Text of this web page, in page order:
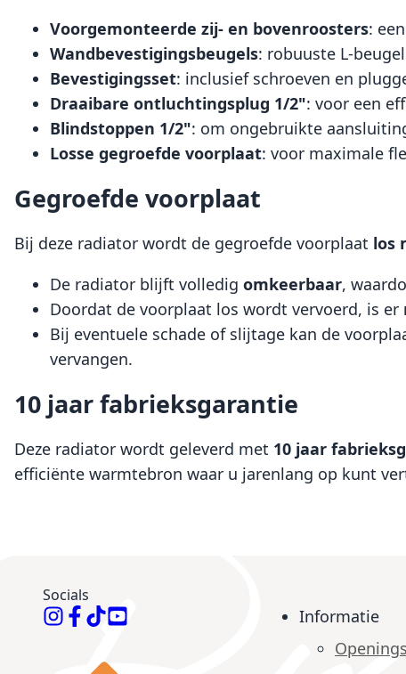
Voorgemonteerde zij- en bovenroosters:
Wandbevestigingsbeugels: robuuste L-
Bevestigingsset: inclusief schroeven en
Draaibare ontluchtingsplug 1/2": voor een
Blindstoppen 1/2": om ongebruikte
Losse gegroefde voorplaat: voor maximale
Gegroefde voorplaat
Bij deze radiator wordt de gegroefde voorplaat los
De radiator blijft volledig omkeerbaar,
Doordat de voorplaat los wordt vervoerd, is er
Bij eventuele schade of slijtage kan de
vervangen.
10 jaar fabrieksgarantie
Deze radiator wordt geleverd met 10 jaar
efficiënte warmtebron waar u jarenlang op kunt
Socials
Informatie